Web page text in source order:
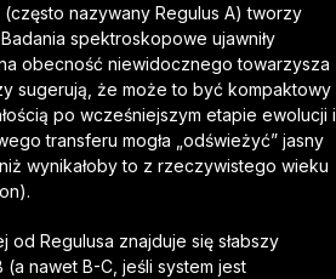
nazywany Regulus A) tworzy
spektroskopowe ujawniły
obecność niewidocznego towarzysza
sugerują, że może to być kompaktowy
po wcześniejszym etapie ewolucji i
transferu mogła „odświeżyć” jasny
wynikałoby to z rzeczywistego wieku
Regulusa znajduje się słabszy
nawet B-C, jeśli system jest